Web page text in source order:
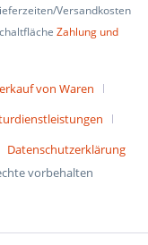
Versandkosten
Zahlung und
von Waren
Datenschutzerklärung
vorbehalten